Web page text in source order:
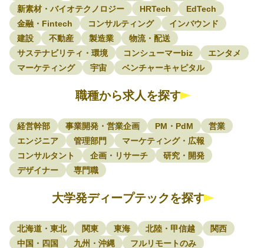
新素材・バイオテクノロジー
HRTech
EdTech
金融・Fintech
コンサルティング
インバウンド
建設
不動産 製造業
物流・配送
サステナビリティ・環境
コンシューマーbiz
エンタメ
マーケティング
宇宙 ベンチャーキャピタル
職種から求人を探す
経営幹部 事業開発・営業企画 PM・PdM
営業
エンジニア
管理部門
マーケティング・広報
コンサルタント
企画・リサーチ
研究・開発
デザイナー
専門職
大学発ディープテックを探す
北海道・東北 関東 東海 北陸・甲信越
関西
中国・四国
九州・沖縄 フルリモートのみ